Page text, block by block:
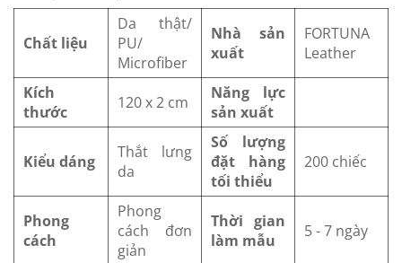
Chất liệu
Da thật/
PU/
Microfiber
Nhà sản
xuất
FORTUNA
Leather
Kích
thước
120 x 2 cm
Năng lực
sản xuất
Kiểu dáng
Thắt lưng
da
Số lượng
đặt hàng
tối thiểu
200 chiếc
Phong
cách
Phong
cách đơn
giản
Thời gian
làm mẫu
5 - 7 ngày